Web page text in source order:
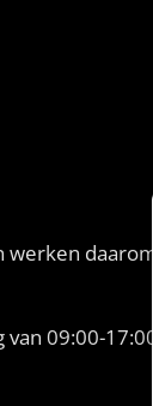
werken daarom
van 09:00-17:00